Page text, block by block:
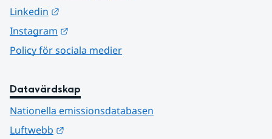
Linkedin
Instagram
Policy för sociala medier
Datavärdskap
Nationella emissionsdatabasen
Luftwebb